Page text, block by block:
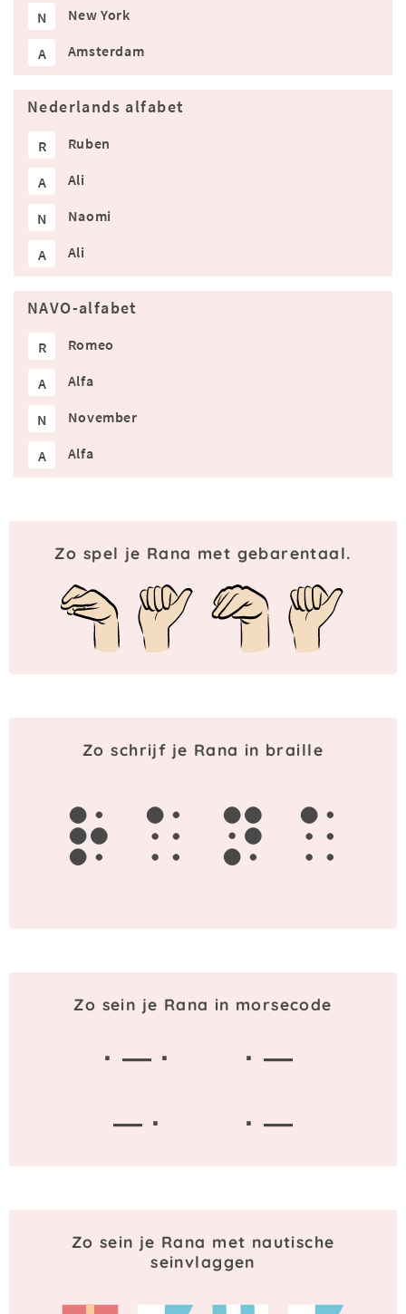
N New York
A Amsterdam
Nederlands alfabet
R Ruben
A Ali
N Naomi
A Ali
NAVO-alfabet
R Romeo
A Alfa
N November
A Alfa
Zo spel je Rana met gebarentaal.
Zo schrijf je Rana in braille
r a n a
Zo sein je Rana in morsecode
· — ·
· —
— ·
· —
Zo sein je Rana met nautische
seinvlaggen